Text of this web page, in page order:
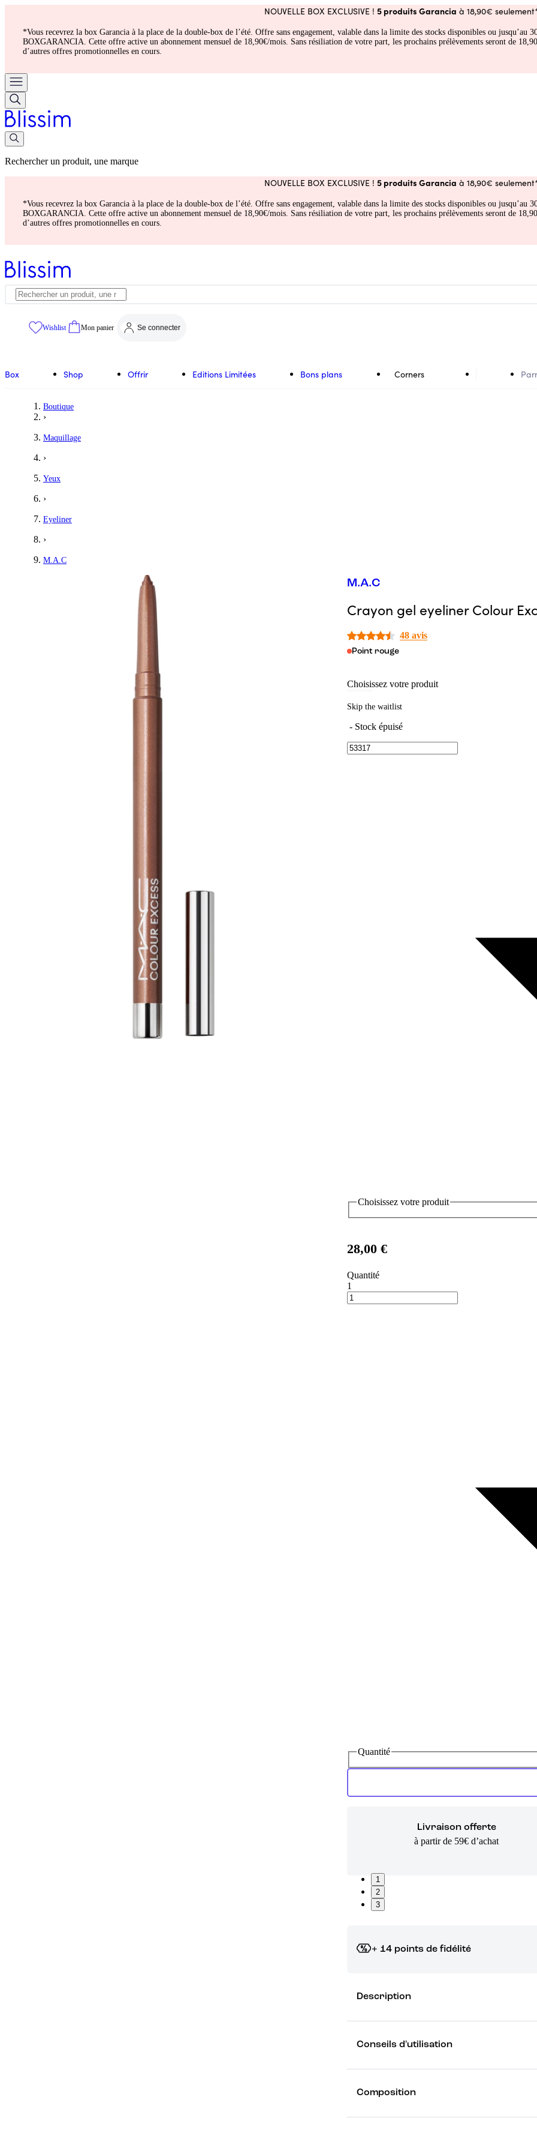
NOUVELLE BOX EXCLUSIVE ! 5 produits Garancia à 18,90€
*Vous recevrez la box Garancia à la place de la double-box de l’été. Offre sans engagement, valable dans la limite des stocks disponibles ou jusqu’au
BOXGARANCIA. Cette offre active un abonnement mensuel de 18,90€/mois. Sans résiliation de votre part, les prochains prélèvements seront de
d’autres offres promotionnelles en cours.
Rechercher un produit, une marque
NOUVELLE BOX EXCLUSIVE ! 5 produits Garancia à 18,90€
*Vous recevrez la box Garancia à la place de la double-box de l’été. Offre sans engagement, valable dans la limite des stocks disponibles ou jusqu’au
BOXGARANCIA. Cette offre active un abonnement mensuel de 18,90€/mois. Sans résiliation de votre part, les prochains prélèvements seront de
d’autres offres promotionnelles en cours.
Wishlist Mon panier Se connecter
Box Shop Offrir Editions Limitées Bons plans Corners
Boutique
›
Maquillage
›
Yeux
›
Eyeliner
›
M.A.C
M.A.C
Crayon gel eyeliner Colour
48 avis
Point rouge
Choisissez votre produit
Skip the waitlist
- Stock épuisé
Choisissez votre produit
28,00 €
Quantité
1
Quantité
Livraison offerte
à partir de 59€ d’achat
1
2
3
+ 14 points de fidélité
Description
Conseils d'utilisation
Composition